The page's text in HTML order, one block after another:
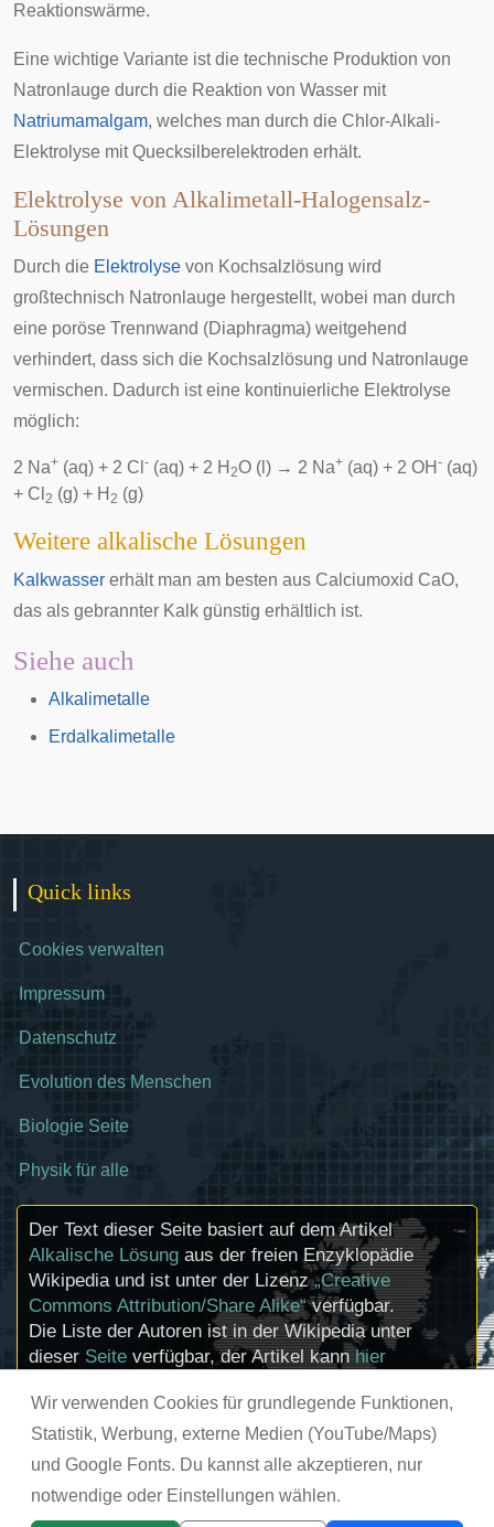
Wir verwenden Cookies für grundlegende Funktionen,
Statistik, Werbung, externe Medien (YouTube/Maps)
und Google Fonts. Du kannst alle akzeptieren, nur
notwendige oder Einstellungen wählen.
Reaktionswärme.
Eine wichtige Variante ist die technische Produktion von
Natronlauge durch die Reaktion von Wasser mit
Natriumamalgam, welches man durch die Chlor-Alkali-
Elektrolyse mit Quecksilberelektroden erhält.
Elektrolyse von Alkalimetall-Halogensalz-
Lösungen
Durch die Elektrolyse von Kochsalzlösung wird
großtechnisch Natronlauge hergestellt, wobei man durch
eine poröse Trennwand (Diaphragma) weitgehend
verhindert, dass sich die Kochsalzlösung und Natronlauge
vermischen. Dadurch ist eine kontinuierliche Elektrolyse
möglich:
2 Na+ (aq) + 2 Cl - (aq) + 2 H 2O (l) → 2 Na+ (aq) + 2 OH - (aq)
+ Cl 2 (g) + H 2 (g)
Weitere alkalische Lösungen
Kalkwasser erhält man am besten aus Calciumoxid CaO,
das als gebrannter Kalk günstig erhältlich ist.
Siehe auch
Alkalimetalle
Erdalkalimetalle
Quick links
Cookies verwalten
Impressum
Datenschutz
Evolution des Menschen
Biologie Seite
Physik für alle
Der Text dieser Seite basiert auf dem Artikel
Alkalische Lösung aus der freien Enzyklopädie
Wikipedia und ist unter der Lizenz„Creative
Commons Attribution/Share Alike“verfügbar.
Die Liste der Autoren ist in der Wikipedia unter
dieser Seite verfügbar, der Artikel kannhier
Urhebern und zum Lizenzstatus eingebundener
Mediendateien (etwa Bilder oder Videos) können
im Regelfall durch Anklicken dieser abgerufen
© chemie-schule.de 2026